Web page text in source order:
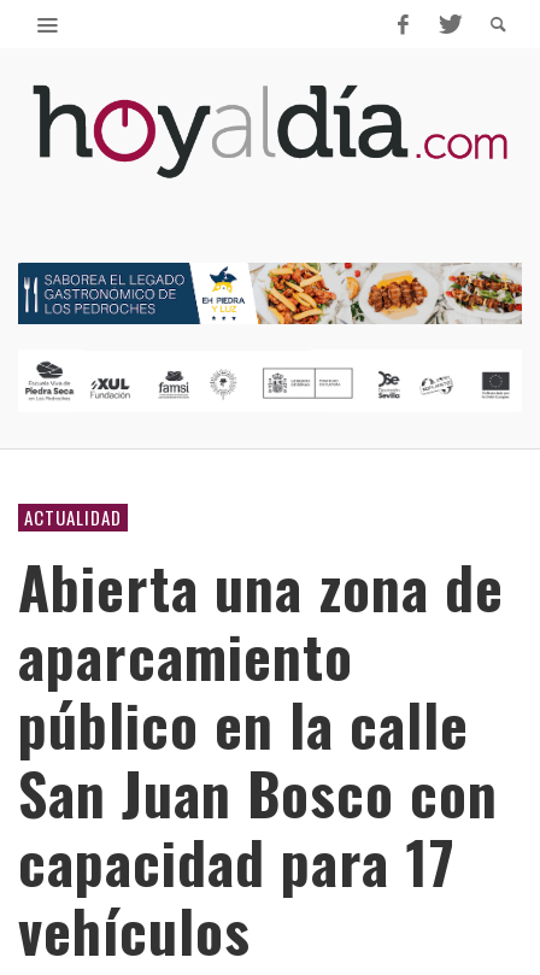
ACTUALIDAD
Abierta una zona de
aparcamiento
público en la calle
San Juan Bosco con
capacidad para 17
vehículos